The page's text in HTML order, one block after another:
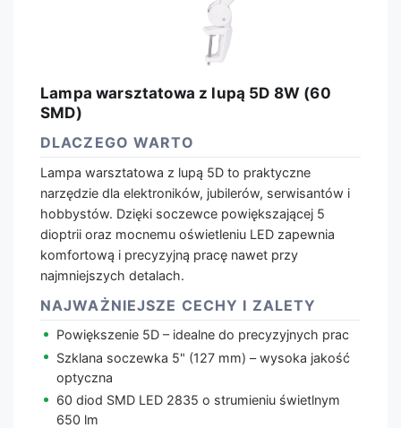
Lampa warsztatowa z lupą 5D 8W (60
SMD)
DLACZEGO WARTO
Lampa warsztatowa z lupą 5D to praktyczne
narzędzie dla elektroników, jubilerów, serwisantów i
hobbystów. Dzięki soczewce powiększającej 5
dioptrii oraz mocnemu oświetleniu LED zapewnia
komfortową i precyzyjną pracę nawet przy
najmniejszych detalach.
NAJWAŻNIEJSZE CECHY I ZALETY
Powiększenie 5D – idealne do precyzyjnych prac
Szklana soczewka 5" (127 mm) – wysoka jakość
optyczna
60 diod SMD LED 2835 o strumieniu świetlnym
650 lm